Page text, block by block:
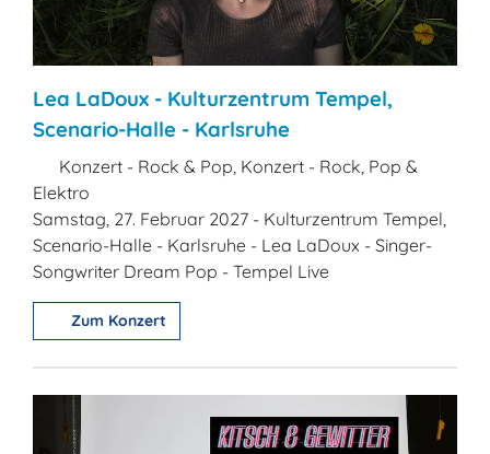
Lea LaDoux - Kulturzentrum Tempel,
Scenario-Halle - Karlsruhe
Konzert - Rock & Pop, Konzert - Rock, Pop &
Elektro
Samstag, 27. Februar 2027 - Kulturzentrum Tempel,
Scenario-Halle - Karlsruhe - Lea LaDoux - Singer-
Songwriter Dream Pop - Tempel Live
Zum Konzert